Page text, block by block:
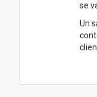
se
Un